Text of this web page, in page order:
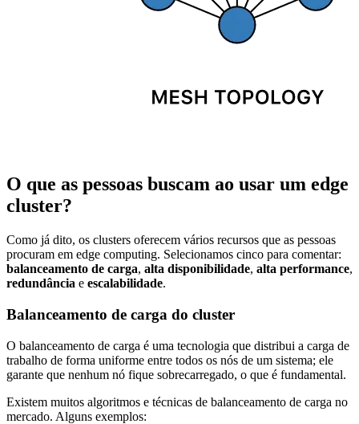
O que as pessoas buscam ao usar um edge
cluster?
Como já dito, os clusters oferecem vários recursos que as pessoas
procuram em edge computing. Selecionamos cinco para comentar:
balanceamento de carga, alta disponibilidade, alta performance,
redundância e escalabilidade.
Balanceamento de carga do cluster
O balanceamento de carga é uma tecnologia que distribui a carga de
trabalho de forma uniforme entre todos os nós de um sistema; ele
garante que nenhum nó fique sobrecarregado, o que é fundamental.
Existem muitos algoritmos e técnicas de balanceamento de carga no
mercado. Alguns exemplos: